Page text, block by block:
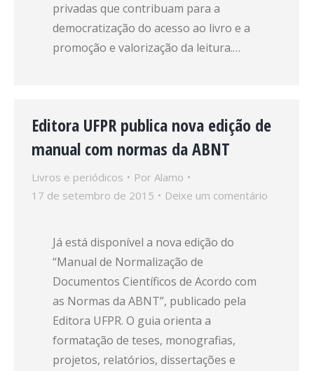
privadas que contribuam para a
democratização do acesso ao livro e a
promoção e valorização da leitura.…
Editora UFPR publica nova edição de
manual com normas da ABNT
Livros e periódicos Por Alamo
17 de setembro de 2015
Deixe um comentário
Já está disponível a nova edição do
“Manual de Normalização de
Documentos Científicos de Acordo com
as Normas da ABNT”, publicado pela
Editora UFPR. O guia orienta a
formatação de teses, monografias,
projetos, relatórios, dissertações e